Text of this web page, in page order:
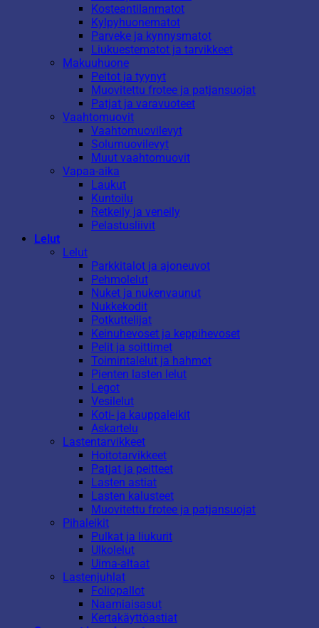
Kosteantilanmatot
Kylpyhuonematot
Parveke ja kynnysmatot
Liukuestematot ja tarvikkeet
Makuuhuone
Peitot ja tyynyt
Muovitettu frotee ja patjansuojat
Patjat ja varavuoteet
Vaahtomuovit
Vaahtomuovilevyt
Solumuovilevyt
Muut vaahtomuovit
Vapaa-aika
Laukut
Kuntoilu
Retkeily ja veneily
Pelastusliivit
Lelut
Lelut
Parkkitalot ja ajoneuvot
Pehmolelut
Nuket ja nukenvaunut
Nukkekodit
Potkuttelijat
Keinuhevoset ja keppihevoset
Pelit ja soittimet
Toimintalelut ja hahmot
Pienten lasten lelut
Legot
Vesilelut
Koti- ja kauppaleikit
Askartelu
Lastentarvikkeet
Hoitotarvikkeet
Patjat ja peitteet
Lasten astiat
Lasten kalusteet
Muovitettu frotee ja patjansuojat
Pihaleikit
Pulkat ja liukurit
Ulkolelut
Uima-altaat
Lastenjuhlat
Foliopallot
Naamiaisasut
Kertakäyttöastiat